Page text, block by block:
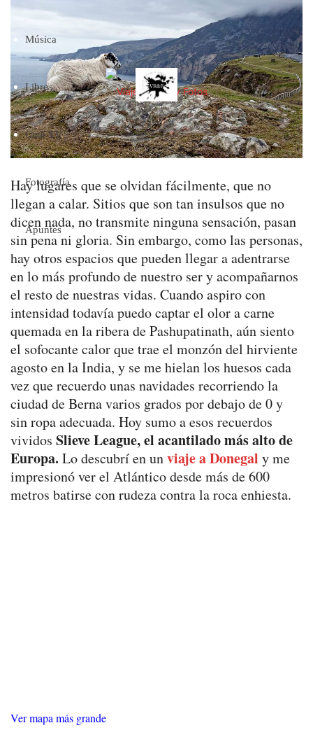
Música
Libros
Cine TV
Fotografía
Apuntes
Hay lugares que se olvidan fácilmente, que no
llegan a calar. Sitios que son tan insulsos que no
dicen nada, no transmite ninguna sensación, pasan
sin pena ni gloria. Sin embargo, como las personas,
hay otros espacios que pueden llegar a adentrarse
en lo más profundo de nuestro ser y acompañarnos
el resto de nuestras vidas. Cuando aspiro con
intensidad todavía puedo captar el olor a carne
quemada en la ribera de Pashupatinath, aún siento
el sofocante calor que trae el monzón del hirviente
agosto en la India, y se me hielan los huesos cada
vez que recuerdo unas navidades recorriendo la
ciudad de Berna varios grados por debajo de 0 y
sin ropa adecuada. Hoy sumo a esos recuerdos
vividos Slieve League, el acantilado más alto de
Europa. Lo descubrí en unviaje a Donegal y me
impresionó ver el Atlántico desde más de 600
metros batirse con rudeza contra la roca enhiesta.
Ver mapa más grande